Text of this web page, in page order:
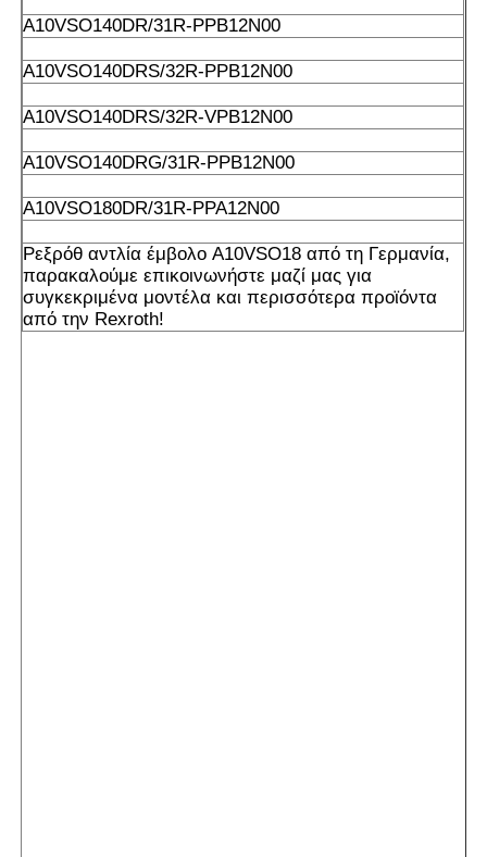
Α10VSO140DR/31R-PPB12N00
Α10VSO140DRS/32R-PPB12N00
Α10VSO140DRS/32R-VPB12N00
Α10VSO140DRG/31R-PPB12N00
Α10VSO180DR/31R-PPA12N00
Ρεξρόθ αντλία έμβολο A10VSO18 από τη Γερμανία,
παρακαλούμε επικοινωνήστε μαζί μας για
συγκεκριμένα μοντέλα και περισσότερα προϊόντα
από την Rexroth!